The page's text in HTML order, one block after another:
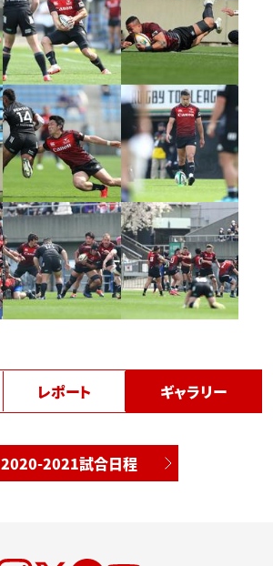
レポート ギャラリー
2020-2021試合日程